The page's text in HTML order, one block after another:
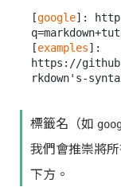
[google]:
[examples
https://
rkdown's-
標籤名（如
我們會推崇將
下方。